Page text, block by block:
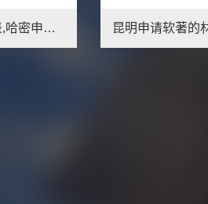
哈密软件著作权申请表,哈密申请软著相关费用